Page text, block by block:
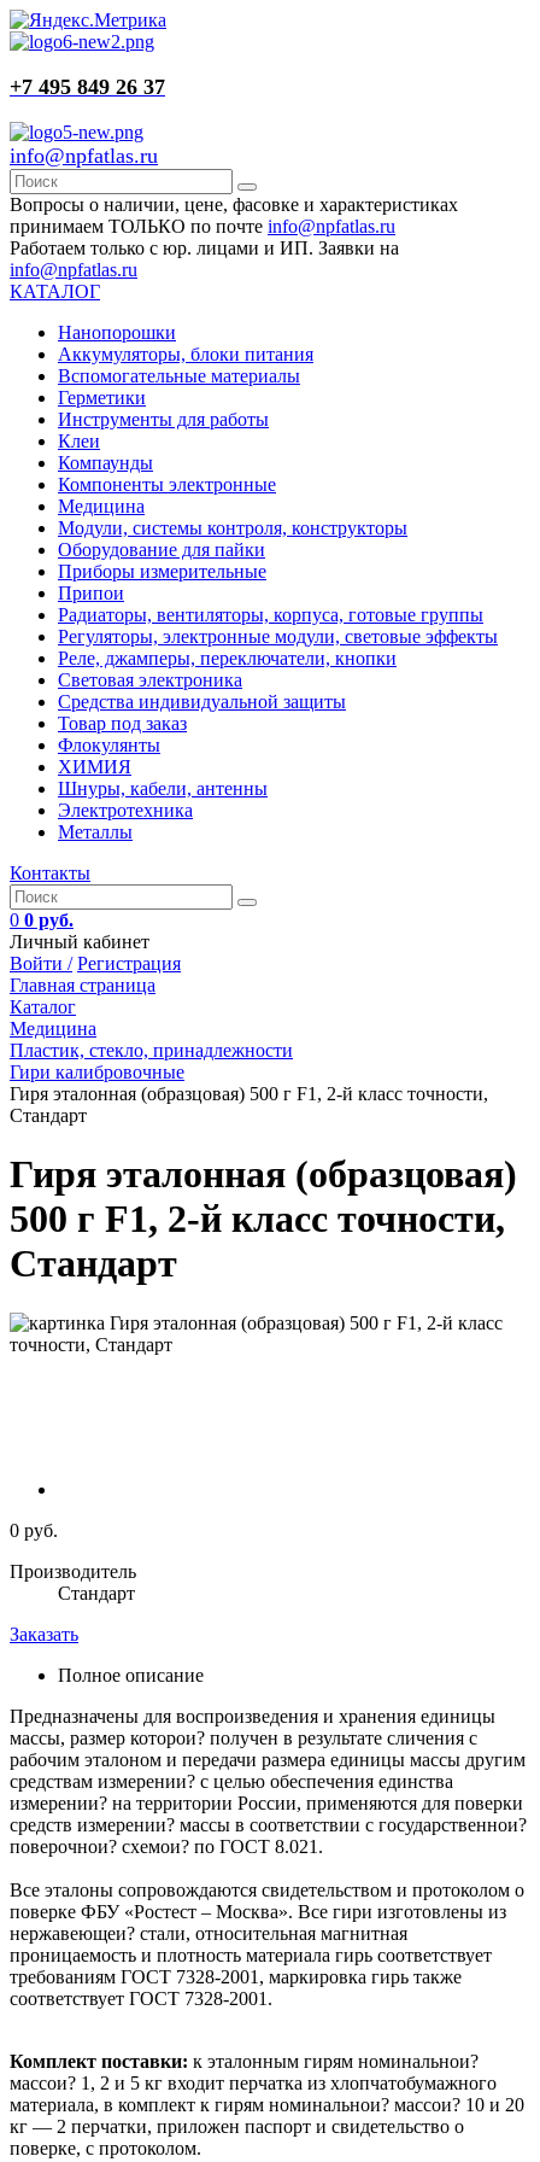
+7 495 849 26 37
info@npfatlas.ru
Вопросы о наличии, цене, фасовке и характеристиках
принимаем ТОЛЬКО по почте info@npfatlas.ru
Работаем только с юр. лицами и ИП. Заявки на
info@npfatlas.ru
КАТАЛОГ
Нанопорошки
Аккумуляторы, блоки питания
Вспомогательные материалы
Герметики
Инструменты для работы
Клеи
Компаунды
Компоненты электронные
Медицина
Модули, системы контроля, конструкторы
Оборудование для пайки
Приборы измерительные
Припои
Радиаторы, вентиляторы, корпуса, готовые группы
Регуляторы, электронные модули, световые эффекты
Реле, джамперы, переключатели, кнопки
Световая электроника
Средства индивидуальной защиты
Товар под заказ
Флокулянты
ХИМИЯ
Шнуры, кабели, антенны
Электротехника
Металлы
Контакты
0 0 руб.
Личный кабинет
Войти / Регистрация
Главная страница
Каталог
Медицина
Пластик, стекло, принадлежности
Гири калибровочные
Гиря эталонная (образцовая) 500 г F1, 2-й класс точности,
Стандарт
Гиря эталонная (образцовая)
500 г F1, 2-й класс точности,
Стандарт
0 руб.
Производитель
Стандарт
Заказать
Полное описание
Предназначены для воспроизведения и хранения единицы
массы, размер которои? получен в результате сличения с
рабочим эталоном и передачи размера единицы массы другим
средствам измерении? с целью обеспечения единства
измерении? на территории России, применяются для поверки
средств измерении? массы в соответствии с государственнои?
поверочнои? схемои? по ГОСТ 8.021.
Все эталоны сопровождаются свидетельством и протоколом о
поверке ФБУ «Ростест – Москва». Все гири изготовлены из
нержавеющеи? стали, относительная магнитная
проницаемость и плотность материала гирь соответствует
требованиям ГОСТ 7328-2001, маркировка гирь также
соответствует ГОСТ 7328-2001.
Комплект поставки: к эталонным гирям номинальнои?
массои? 1, 2 и 5 кг входит перчатка из хлопчатобумажного
материала, в комплект к гирям номинальнои? массои? 10 и 20
кг — 2 перчатки, приложен паспорт и свидетельство о
поверке, с протоколом.